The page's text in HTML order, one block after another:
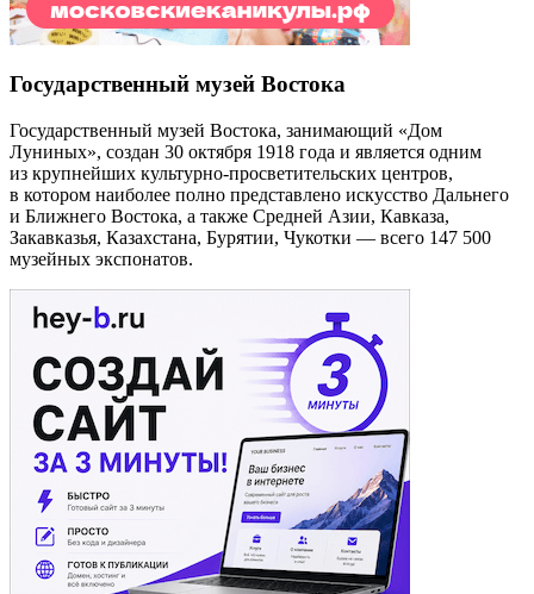
Государственный музей Востока
Государственный музей Востока, занимающий «Дом
Луниных», создан 30 октября 1918 года и является одним
из крупнейших культурно-просветительских центров,
в котором наиболее полно представлено искусство Дальнего
и Ближнего Востока, а также Средней Азии, Кавказа,
Закавказья, Казахстана, Бурятии, Чукотки — всего 147 500
музейных экспонатов.